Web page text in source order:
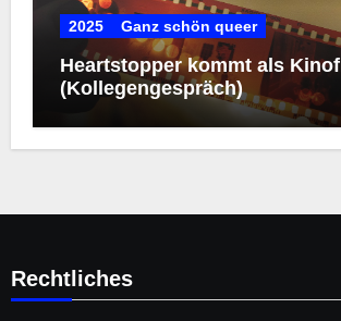
2025 Ganz schön queer
Heartstopper kommt als
(Kollegengespräch)
Rechtliches